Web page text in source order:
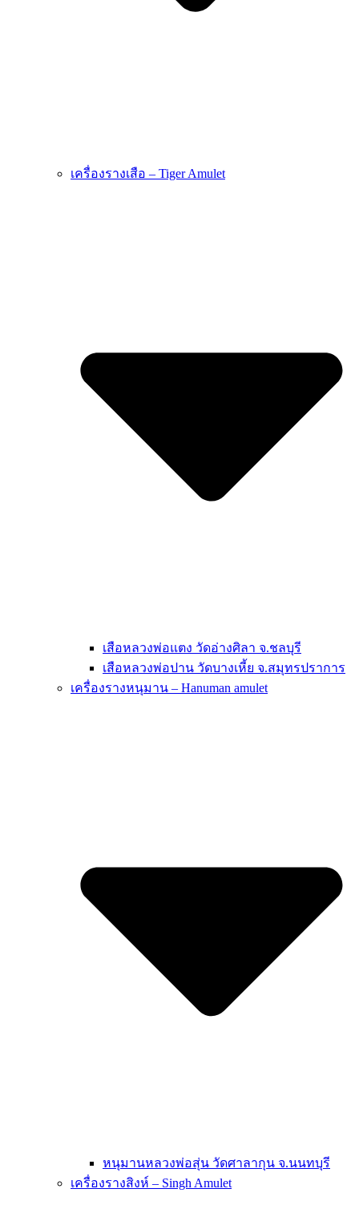
เครื่องรางเสือ – Tiger Amulet
เสือหลวงพ่อแตง วัดอ่างศิลา จ.ชลบุรี
เสือหลวงพ่อปาน วัดบางเหี้ย จ.สมุทรปราการ
เครื่องรางหนุมาน – Hanuman amulet
หนุมานหลวงพ่อสุ่น วัดศาลากุน จ.นนทบุรี
เครื่องรางสิงห์ – Singh Amulet